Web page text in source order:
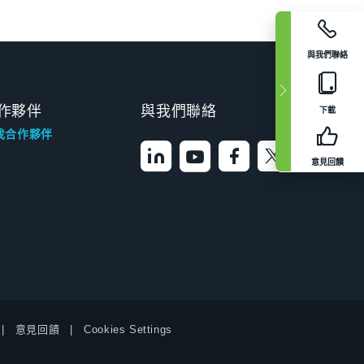
與我們聯絡
下載
意見回饋
夥伴
合作夥伴
與我們聯絡
意見回饋 Cookies Settings